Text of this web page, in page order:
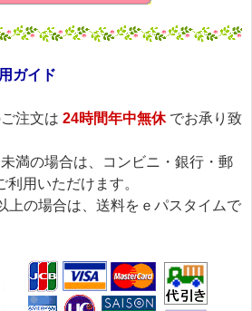
ガイド
注文は 24時間年中無休でお承り致
満の場合は、コンビニ・銀行・郵
利用いただけます。
上の場合は、送料をｅパスタイムで